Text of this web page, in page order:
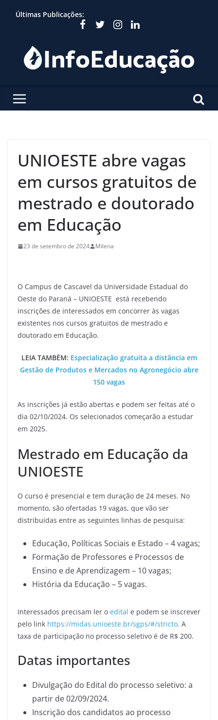
Últimas Publicações:
UNIOESTE abre vagas
em cursos gratuitos de
mestrado e doutorado
em Educação
23 de setembro de 2024 Milena
O Campus de Cascavel da Universidade Estadual do
Oeste do Paraná – UNIOESTE está recebendo
inscrições de interessados em concorrer às vagas
existentes nos cursos gratuitos de mestrado e
doutorado em Educação.
LEIA TAMBÉM: Especialização gratuita a distância em
Gestão de Produtos e Mercados no Agronegócio abre
150 vagas
As inscrições já estão abertas e podem ser feitas até o
dia 02/10/2024. Os selecionados começarão a estudar
em 2025.
Mestrado em Educação da
UNIOESTE
O curso é presencial e tem duração de 24 meses. No
momento, são ofertadas 19 vagas, que vão ser
distribuídas entre as seguintes linhas de pesquisa:
Educação, Políticas Sociais e Estado – 4 vagas;
Formação de Professores e Processos de
Ensino e de Aprendizagem – 10 vagas;
História da Educação – 5 vagas.
Interessados precisam ler o edital e podem se inscrever
pelo link https://midas.unioeste.br/sgps/#/stricto. A
taxa de participação no processo seletivo é de R$ 200.
Datas importantes
Divulgação do Edital do processo seletivo: a
partir de 02/09/2024.
Inscrição dos candidatos ao processo